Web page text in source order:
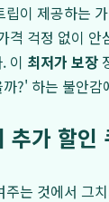
이 제공하는
격 걱정 없이 안
이 최저가 보장
?' 하는 불안감
추가 할인
는 것에서 그